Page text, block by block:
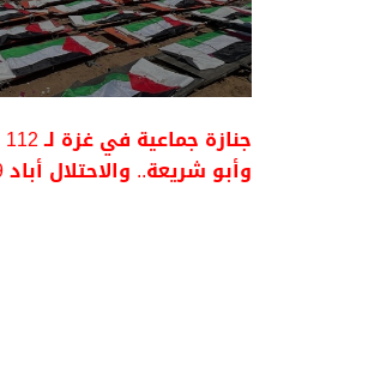
وأبو شريعة.. والاحتلال أباد 9529 أسرة